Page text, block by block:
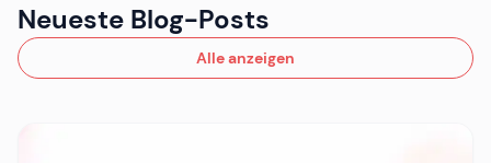
Neueste Blog-Posts
Alle anzeigen